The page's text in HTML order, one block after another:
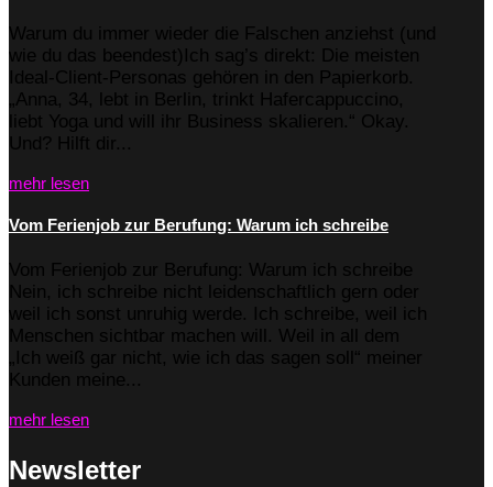
Warum du immer wieder die Falschen anziehst (und
wie du das beendest)Ich sag’s direkt: Die meisten
Ideal-Client-Personas gehören in den Papierkorb.
„Anna, 34, lebt in Berlin, trinkt Hafercappuccino,
liebt Yoga und will ihr Business skalieren.“ Okay.
Und? Hilft dir...
mehr lesen
Vom Ferienjob zur Berufung: Warum ich schreibe
Vom Ferienjob zur Berufung: Warum ich schreibe
Nein, ich schreibe nicht leidenschaftlich gern oder
weil ich sonst unruhig werde. Ich schreibe, weil ich
Menschen sichtbar machen will. Weil in all dem
„Ich weiß gar nicht, wie ich das sagen soll“ meiner
Kunden meine...
mehr lesen
Newsletter